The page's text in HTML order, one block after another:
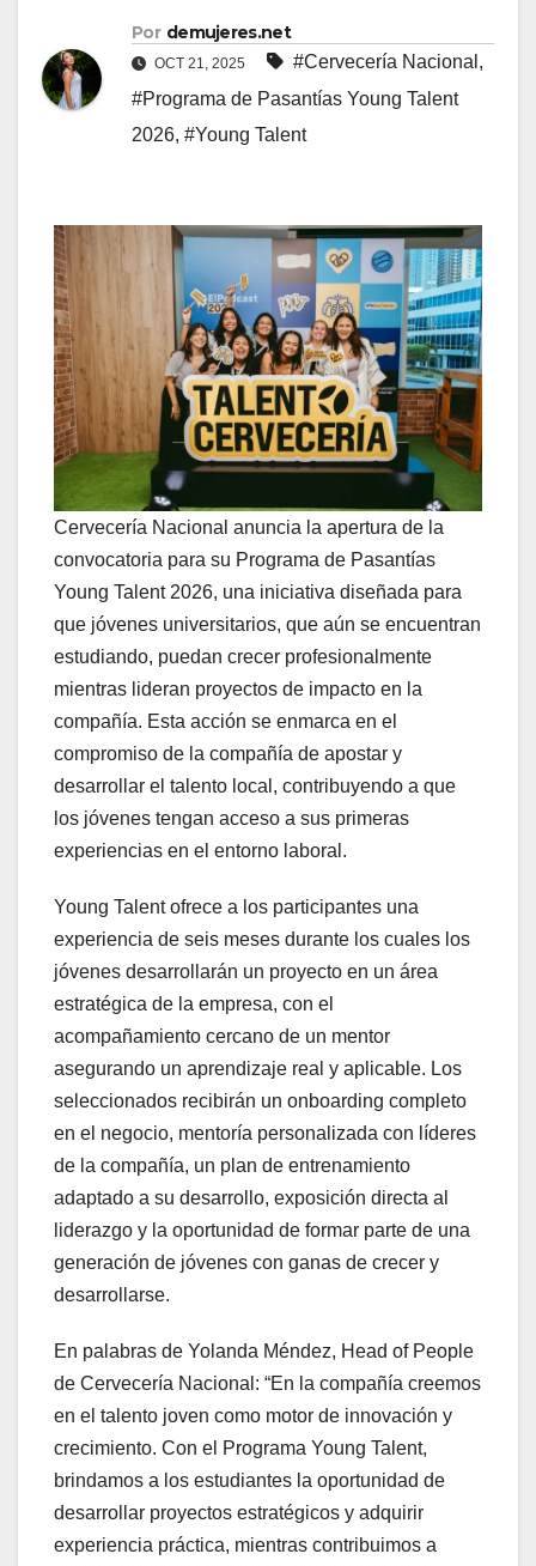
Por demujeres.net
OCT 21, 2025 #Cervecería Nacional ,
#Programa de Pasantías Young Talent
2026, #Young Talent
Cervecería Nacional anuncia la apertura de la
convocatoria para su Programa de Pasantías
Young Talent 2026, una iniciativa diseñada para
que jóvenes universitarios, que aún se encuentran
estudiando, puedan crecer profesionalmente
mientras lideran proyectos de impacto en la
compañía. Esta acción se enmarca en el
compromiso de la compañía de apostar y
desarrollar el talento local, contribuyendo a que
los jóvenes tengan acceso a sus primeras
experiencias en el entorno laboral.
Young Talent ofrece a los participantes una
experiencia de seis meses durante los cuales los
jóvenes desarrollarán un proyecto en un área
estratégica de la empresa, con el
acompañamiento cercano de un mentor
asegurando un aprendizaje real y aplicable. Los
seleccionados recibirán un onboarding completo
en el negocio, mentoría personalizada con líderes
de la compañía, un plan de entrenamiento
adaptado a su desarrollo, exposición directa al
liderazgo y la oportunidad de formar parte de una
generación de jóvenes con ganas de crecer y
desarrollarse.
En palabras de Yolanda Méndez, Head of People
de Cervecería Nacional: “En la compañía creemos
en el talento joven como motor de innovación y
crecimiento. Con el Programa Young Talent,
brindamos a los estudiantes la oportunidad de
desarrollar proyectos estratégicos y adquirir
experiencia práctica, mientras contribuimos a